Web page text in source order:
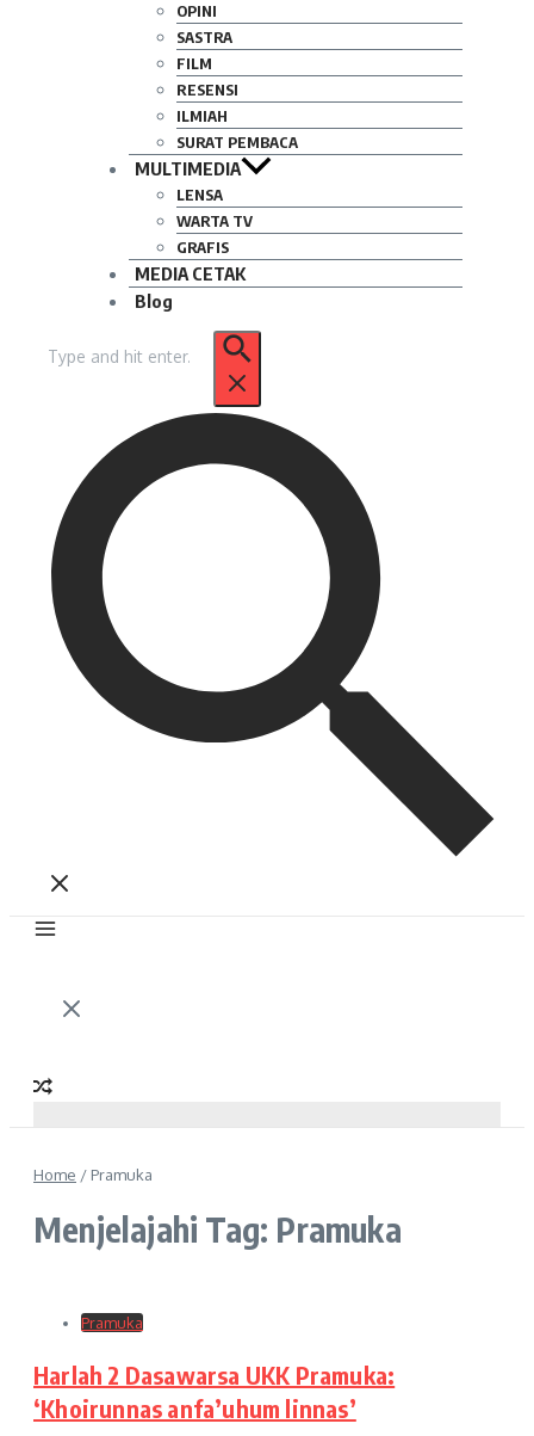
OPINI
SASTRA
FILM
RESENSI
ILMIAH
SURAT PEMBACA
MULTIMEDIA
LENSA
WARTA TV
GRAFIS
MEDIA CETAK
Blog
untuk:
Home / Pramuka
Menjelajahi Tag: Pramuka
Pramuka
Harlah 2 Dasawarsa UKK Pramuka:
‘Khoirunnas anfa’uhum linnas’